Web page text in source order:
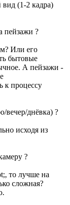
(1-2 кадра)
пейзажи ?
Или его
бытовые
А пейзажи -
к процессу
вечер/днёвка) ?
исходя из
?
то лучше на
сложная?